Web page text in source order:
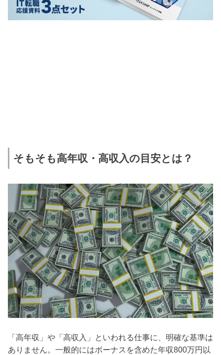
そもそも高年収・高収入の目安とは？
「高年収」や「高収入」といわれる仕事に、明確な基準は
ありません。一般的にはボーナスを含めた年収800万円以